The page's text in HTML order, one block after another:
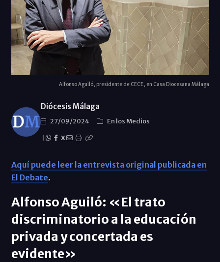
Alfonso Aguiló, presidente de CECE, en Casa Diocesana Málaga
Diócesis Málaga
27/09/2024
En los Medios
X
Aquí puede leer la entrevista original publicada en
El Debate.
Alfonso Aguiló: «El trato
discriminatorio a la educación
privada y concertada es
evidente»